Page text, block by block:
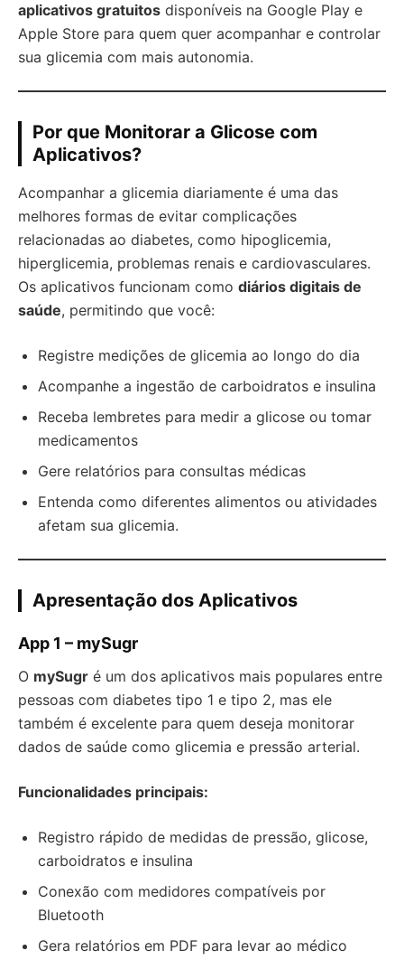
aplicativos gratuitos disponíveis na Google Play e
Apple Store para quem quer acompanhar e controlar
sua glicemia com mais autonomia.
Por que Monitorar a Glicose com
Aplicativos?
Acompanhar a glicemia diariamente é uma das
melhores formas de evitar complicações
relacionadas ao diabetes, como hipoglicemia,
hiperglicemia, problemas renais e cardiovasculares.
Os aplicativos funcionam como diários digitais de
saúde, permitindo que você:
Registre medições de glicemia ao longo do dia
Acompanhe a ingestão de carboidratos e insulina
Receba lembretes para medir a glicose ou tomar
medicamentos
Gere relatórios para consultas médicas
Entenda como diferentes alimentos ou atividades
afetam sua glicemia.
Apresentação dos Aplicativos
App 1 – mySugr
O mySugr é um dos aplicativos mais populares entre
pessoas com diabetes tipo 1 e tipo 2, mas ele
também é excelente para quem deseja monitorar
dados de saúde como glicemia e pressão arterial.
Funcionalidades principais:
Registro rápido de medidas de pressão, glicose,
carboidratos e insulina
Conexão com medidores compatíveis por
Bluetooth
Gera relatórios em PDF para levar ao médico